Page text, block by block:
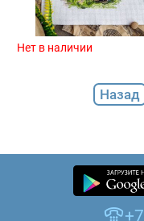
Нет в наличии
Назад